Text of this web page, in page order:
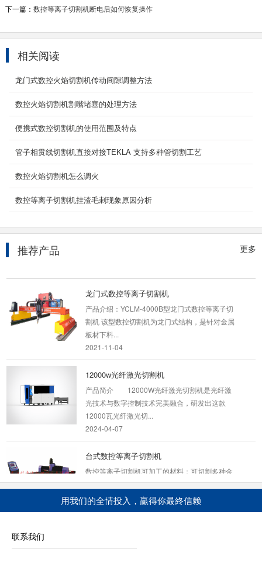
下一篇： 数控等离子切割机断电后如何恢复操作
相关阅读
龙门式数控火焰切割机传动间隙调整方法
数控火焰切割机割嘴堵塞的处理方法
便携式数控切割机的使用范围及特点
管子相贯线切割机​直接对接TEKLA 支持多种管切割工艺
数控火焰切割机怎么调火
数控等离子切割机挂渣毛刺现象原因分析
更多
推荐产品
等离子切割...
2020-05-13
通风管道等离子切割机
通风管道等离子切割机是风管制作专用数控切割
机。采用台式龙门结构、双边驱动（切割速度可
达8m/min）...
2020-05-13
手持式激光焊接机
光焊接机,手持激光焊机,手持激光焊接机多少钱,
龙门式数控等离子切割机
产品介绍：YCLM-4000B型龙门式数控等离子切
割机 该型数控切割机为龙门式结构，是针对金属
板材下料...
2021-11-04
12000w光纤激光切割机
产品简介 12000W光纤激光切割机是光纤激
光技术与数字控制技术完美融合，研发出这款
12000瓦光纤激光切...
2024-04-07
台式数控等离子切割机
数控等离子切割机可加工的材料：可切割多种金
2020-05-13
YCLM-4000数控龙门火焰等离子切割机-龙门式
用我们的全情投入，贏得你最終信赖
联系我们